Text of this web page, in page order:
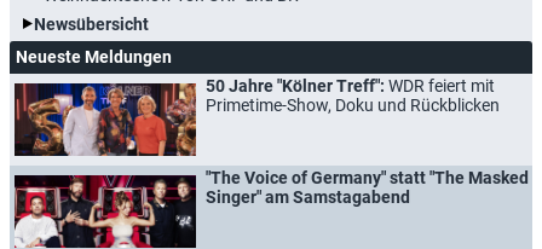
Newsübersicht
Neueste Meldungen
50 Jahre "Kölner Treff": WDR feiert mit
Primetime-Show, Doku und Rückblicken
"The Voice of Germany" statt "The Masked
Singer" am Samstagabend